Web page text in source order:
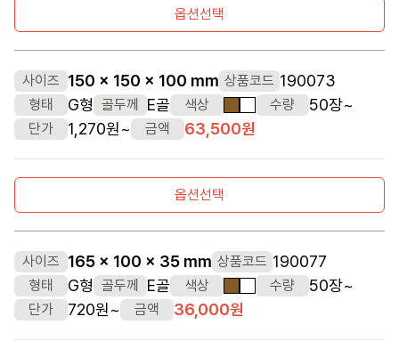
옵션선택
사이즈 150 x 150 x 100 mm 상품코드 190073
형태 G형 골두께 E골 색상 갈색
흰색 수량 50장~
단가 1,270원~ 금액 63,500원
옵션선택
사이즈 165 x 100 x 35 mm 상품코드 190077
형태 G형 골두께 E골 색상 갈색
흰색 수량 50장~
단가 720원~ 금액 36,000원